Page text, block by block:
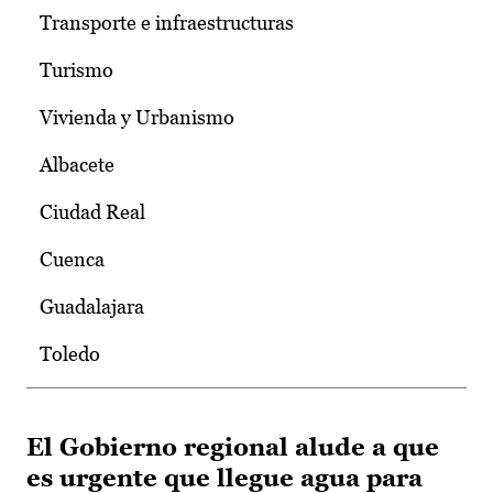
Transporte e infraestructuras
Turismo
Vivienda y Urbanismo
Albacete
Ciudad Real
Cuenca
Guadalajara
Toledo
El Gobierno regional alude a que
es urgente que llegue agua para